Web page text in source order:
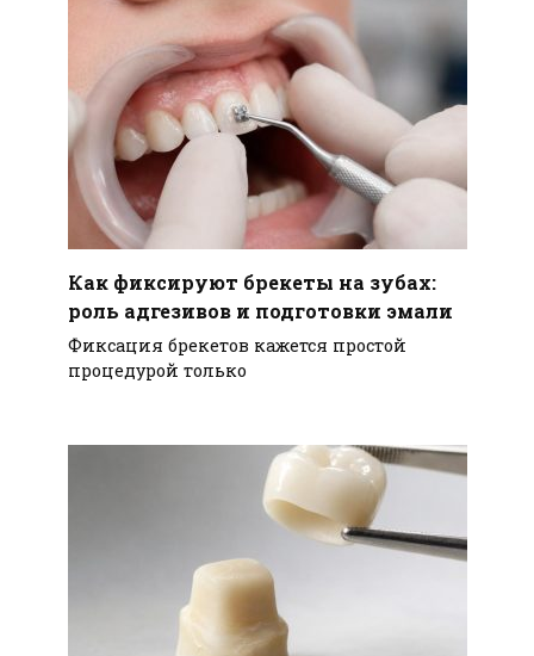
Как фиксируют брекеты на зубах:
роль адгезивов и подготовки эмали
Фиксация брекетов кажется простой
процедурой только